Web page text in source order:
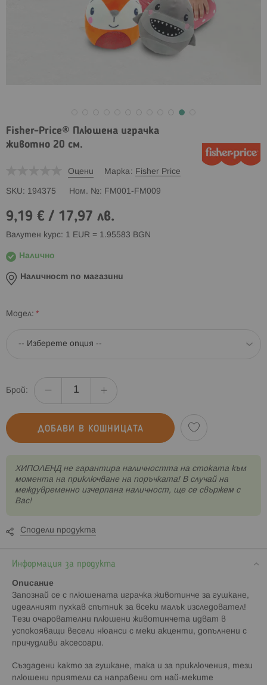
Fisher-Price® Плюшена играчка
животно 20 см.
Оцени Марка Fisher Price
SKU 194375 Ном. № FM001-FM009
9,19 € / 17,97 лв.
Валутен курс: 1 EUR = 1.95583 BGN
Налично
Наличност по магазини
Модел
Брой:
ДОБАВИ В КОШНИЦАТА
XИПОЛЕНД не гарантира наличността на стоката към
момента на приключване на поръчката! В случай на
междувременно изчерпана наличност, ще се свържем с
Вас!
Сподели продукта
Информация за продукта
Описание
Запознай се с плюшената играчка животинче за гушкане,
идеалният пухкав спътник за всеки малък изследовател!
Тези очарователни плюшени животинчета идват в
успокояващи весели нюанси с меки акценти, допълнени с
причудливи аксесоари.
Създадени както за гушкане, така и за приключения, тези
плюшени приятели са направени от най-меките